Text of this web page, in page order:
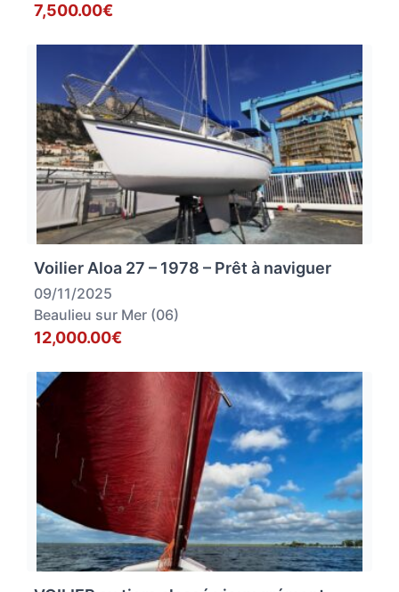
7,500.00€
Voilier Aloa 27 – 1978 – Prêt à naviguer
09/11/2025
Beaulieu sur Mer (06)
12,000.00€